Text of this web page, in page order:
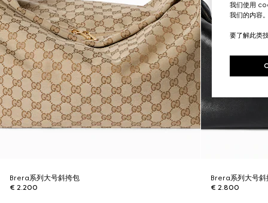
Brera系列大号斜挎包
€ 2.200
Brera系列大号斜
€ 2.800
我们使用
我们的内容
要了解此类